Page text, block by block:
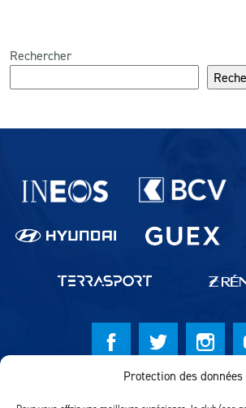
Protection des données
Rechercher
Partenaires du lausanne-Sport